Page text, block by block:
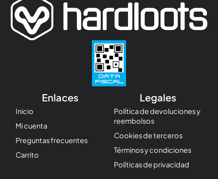
Enlaces
Inicio
Mi cuenta
Preguntas frecuentes
Carrito
Legales
Política de devoluciones y
reembolsos
Cookies de terceros
Términos y condiciones
Políticas de privacidad